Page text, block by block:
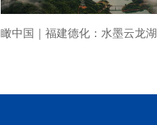
瞰中国｜福建德化：水墨云龙湖